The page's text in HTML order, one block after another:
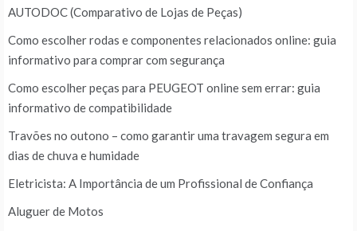
AUTODOC (Comparativo de Lojas de Peças)
Como escolher rodas e componentes relacionados online: guia
informativo para comprar com segurança
Como escolher peças para PEUGEOT online sem errar: guia
informativo de compatibilidade
Travões no outono – como garantir uma travagem segura em
dias de chuva e humidade
Eletricista: A Importância de um Profissional de Confiança
Aluguer de Motos